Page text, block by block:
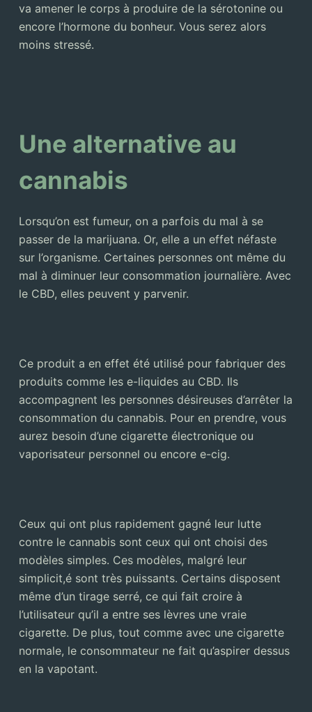
va amener le corps à produire de la sérotonine ou
encore l’hormone du bonheur. Vous serez alors
moins stressé.
Une alternative au
cannabis
Lorsqu’on est fumeur, on a parfois du mal à se
passer de la marijuana. Or, elle a un effet néfaste
sur l’organisme. Certaines personnes ont même du
mal à diminuer leur consommation journalière. Avec
le CBD, elles peuvent y parvenir.
Ce produit a en effet été utilisé pour fabriquer des
produits comme les e-liquides au CBD. Ils
accompagnent les personnes désireuses d’arrêter la
consommation du cannabis. Pour en prendre, vous
aurez besoin d’une cigarette électronique ou
vaporisateur personnel ou encore e-cig.
Ceux qui ont plus rapidement gagné leur lutte
contre le cannabis sont ceux qui ont choisi des
modèles simples. Ces modèles, malgré leur
simplicit,é sont très puissants. Certains disposent
même d’un tirage serré, ce qui fait croire à
l’utilisateur qu’il a entre ses lèvres une vraie
cigarette. De plus, tout comme avec une cigarette
normale, le consommateur ne fait qu’aspirer dessus
en la vapotant.